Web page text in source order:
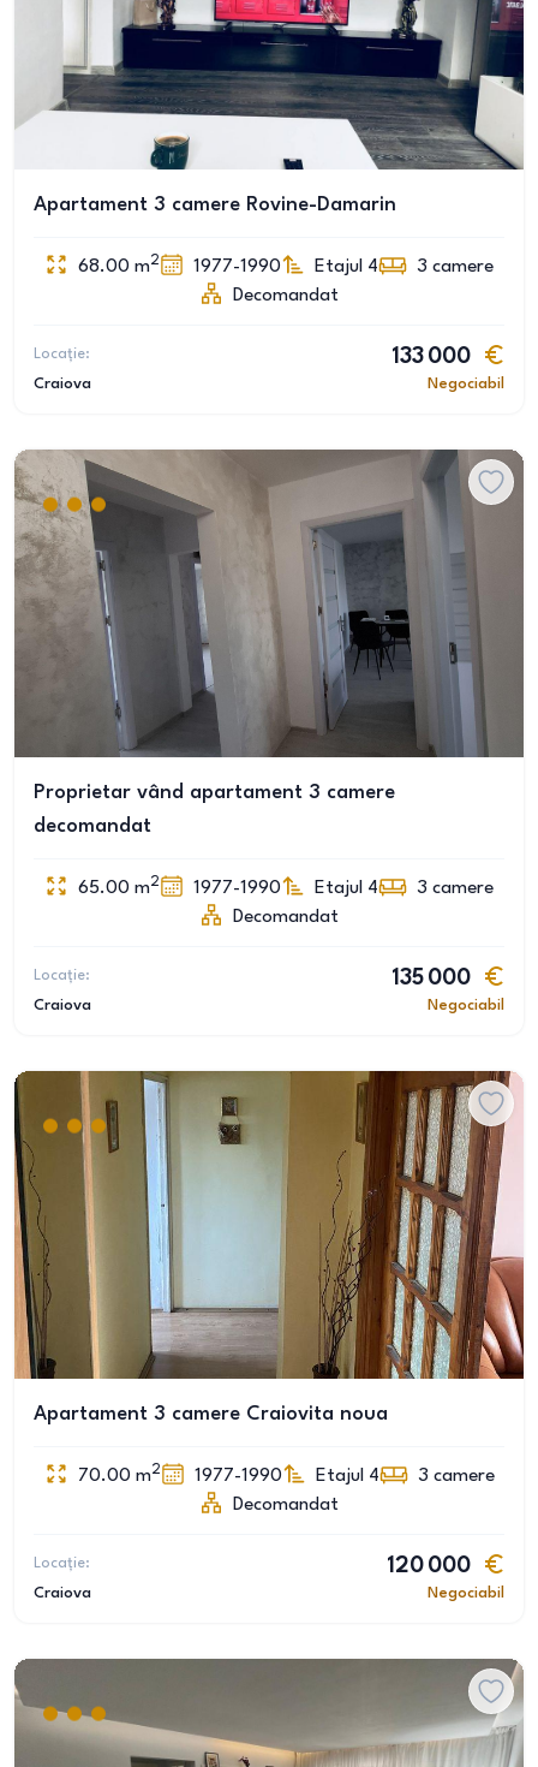
Apartament 3 camere Rovine-Damarin
68.00 m2 1977-1990 Etajul 4 3 camere
Decomandat
Locație:
Craiova
133 000
Negociabil
Proprietar vând apartament 3 camere
decomandat
65.00 m2 1977-1990 Etajul 4 3 camere
Decomandat
Locație:
Craiova
135 000
Negociabil
Apartament 3 camere Craiovita noua
70.00 m2 1977-1990 Etajul 4 3 camere
Decomandat
Locație:
Craiova
120 000
Negociabil